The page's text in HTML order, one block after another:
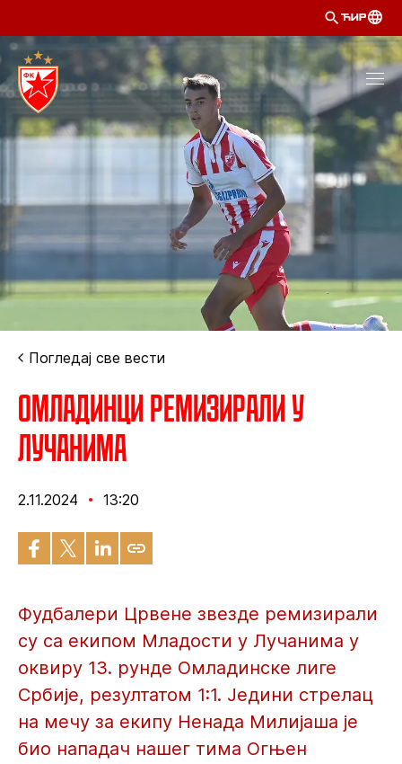
ЋИР
Погледај све вести
Омладинци ремизирали у
Лучанима
2.11.2024 13:20
Фудбалери Црвене звезде ремизирали
су са екипом Младости у Лучанима у
оквиру 13. рунде Омладинске лиге
Србије, резултатом 1:1. Једини стрелац
на мечу за екипу Ненада Милијаша је
био нападач нашег тима Огњен